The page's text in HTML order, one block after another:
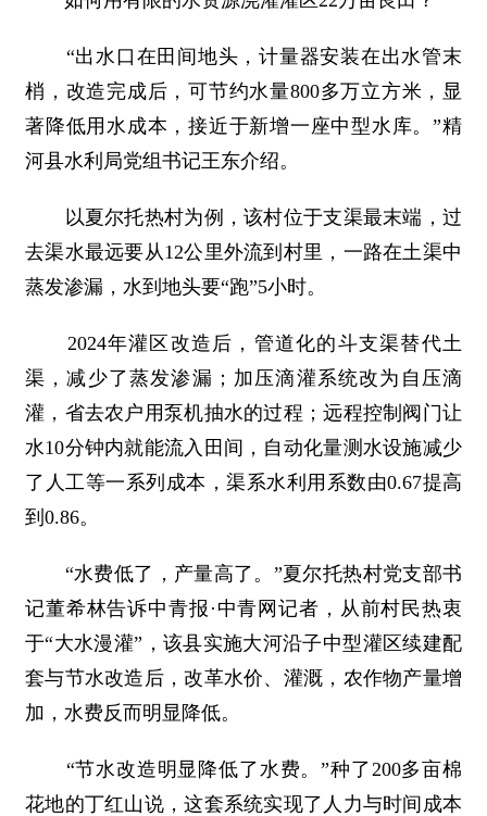
“出水口在田间地头，计量器安装在出水管末
梢，改造完成后，可节约水量800多万立方米，显
著降低用水成本，接近于新增一座中型水库。”精
河县水利局党组书记王东介绍。
以夏尔托热村为例，该村位于支渠最末端，过
去渠水最远要从12公里外流到村里，一路在土渠中
蒸发渗漏，水到地头要“跑”5小时。
2024年灌区改造后，管道化的斗支渠替代土
渠，减少了蒸发渗漏；加压滴灌系统改为自压滴
灌，省去农户用泵机抽水的过程；远程控制阀门让
水10分钟内就能流入田间，自动化量测水设施减少
了人工等一系列成本，渠系水利用系数由0.67提高
到0.86。
“水费低了，产量高了。”夏尔托热村党支部书
记董希林告诉中青报·中青网记者，从前村民热衷
于“大水漫灌”，该县实施大河沿子中型灌区续建配
套与节水改造后，改革水价、灌溉，农作物产量增
加，水费反而明显降低。
“节水改造明显降低了水费。”种了200多亩棉
花地的丁红山说，这套系统实现了人力与时间成本